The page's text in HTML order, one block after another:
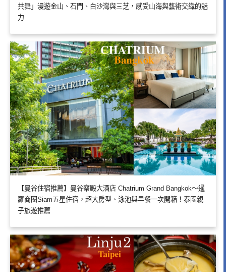
共舞」漫遊金山、石門、白沙灣與三芝，感受山海與藝術交織的魅
力
【曼谷住宿推薦】曼谷察殿大酒店 Chatrium Grand Bangkok～暹
羅商圈Siam五星住宿，超大房型、泳池與早餐一次開箱！泰國親
子旅遊推薦